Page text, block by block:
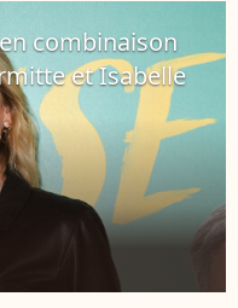
Michèle Laroque a été
combinaison
et Isabelle